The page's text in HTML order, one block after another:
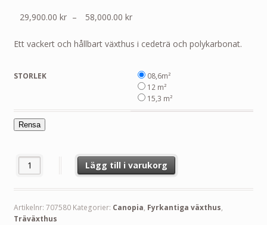
29,900.00 kr – 58,000.00 kr
till
Ett vackert och hållbart växthus i cedeträ och polykarbonat.
STORLEK
08,6m²
12 m²
15,3 m²
Rensa
Växthus Natura 8,6 - 15,3 m² Canopia mängd
Lägg till i varukorg
Artikelnr: 707580 Kategorier: Canopia, Fyrkantiga växthus,
Träväxthus